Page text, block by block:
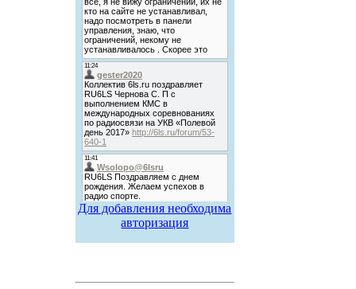
Для добавления необходима
авторизация